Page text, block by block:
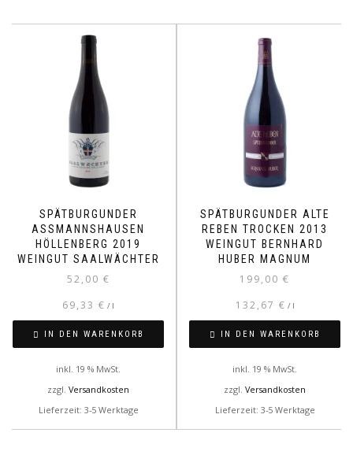
SPÄTBURGUNDER
ASSMANNSHAUSEN
HÖLLENBERG 2019
WEINGUT SAALWÄCHTER
52,00 €
69,33 € / l
IN DEN WARENKORB
inkl. 19 % MwSt.
zzgl. Versandkosten
Lieferzeit: 3-5 Werktage
SPÄTBURGUNDER ALTE
REBEN TROCKEN 2013
WEINGUT BERNHARD
HUBER MAGNUM
199,00 €
132,67 € / l
IN DEN WARENKORB
inkl. 19 % MwSt.
zzgl. Versandkosten
Lieferzeit: 3-5 Werktage